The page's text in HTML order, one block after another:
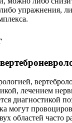
упражнения,
лечением
диагностикой
могут
областей часто